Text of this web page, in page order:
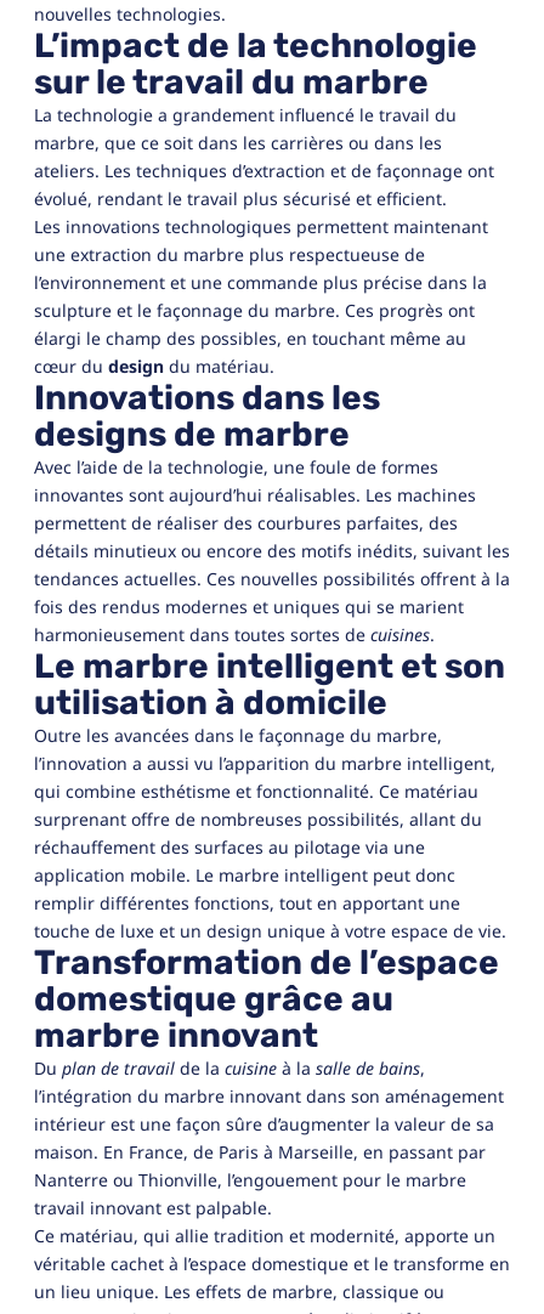
nouvelles technologies.
L’impact de la technologie
sur le travail du marbre
La technologie a grandement influencé le travail du
marbre, que ce soit dans les carrières ou dans les
ateliers. Les techniques d’extraction et de façonnage ont
évolué, rendant le travail plus sécurisé et efficient.
Les innovations technologiques permettent maintenant
une extraction du marbre plus respectueuse de
l’environnement et une commande plus précise dans la
sculpture et le façonnage du marbre. Ces progrès ont
élargi le champ des possibles, en touchant même au
cœur du design du matériau.
Innovations dans les
designs de marbre
Avec l’aide de la technologie, une foule de formes
innovantes sont aujourd’hui réalisables. Les machines
permettent de réaliser des courbures parfaites, des
détails minutieux ou encore des motifs inédits, suivant les
tendances actuelles. Ces nouvelles possibilités offrent à la
fois des rendus modernes et uniques qui se marient
harmonieusement dans toutes sortes de cuisines.
Le marbre intelligent et son
utilisation à domicile
Outre les avancées dans le façonnage du marbre,
l’innovation a aussi vu l’apparition du marbre intelligent,
qui combine esthétisme et fonctionnalité. Ce matériau
surprenant offre de nombreuses possibilités, allant du
réchauffement des surfaces au pilotage via une
application mobile. Le marbre intelligent peut donc
remplir différentes fonctions, tout en apportant une
touche de luxe et un design unique à votre espace de vie.
Transformation de l’espace
domestique grâce au
marbre innovant
Du plan de travail de la cuisine à la salle de bains,
l’intégration du marbre innovant dans son aménagement
intérieur est une façon sûre d’augmenter la valeur de sa
maison. En France, de Paris à Marseille, en passant par
Nanterre ou Thionville, l’engouement pour le marbre
travail innovant est palpable.
Ce matériau, qui allie tradition et modernité, apporte un
véritable cachet à l’espace domestique et le transforme en
un lieu unique. Les effets de marbre, classique ou